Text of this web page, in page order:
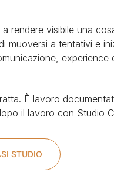
rendere visibile una
muoversi a tentativi e
experience
È lavoro
il lavoro con Studio
STUDIO